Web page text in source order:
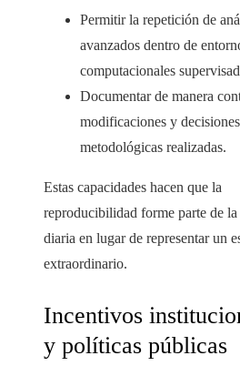
Permitir la repetición de
avanzados dentro de
computacionales
Documentar de manera
modificaciones y decisiones
metodológicas realizadas.
Estas capacidades hacen que la
reproducibilidad forme parte de la
diaria en lugar de representar un
extraordinario.
Incentivos
y políticas públicas